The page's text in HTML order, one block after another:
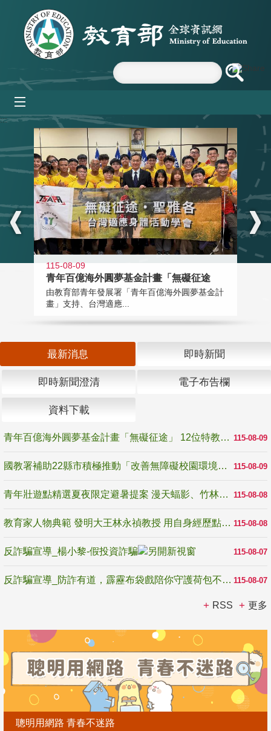
跳到主要內容區塊
:::
115-08-09
青年百億海外圓夢基金計畫「無礙征途
由教育部青年發展署「青年百億海外圓夢基金計
畫」支持、台灣適應...
最新消息 即時新聞
即時新聞澄清 電子布告欄
資料下載
115-08-09
青年百億海外圓夢基金計畫「無礙征途」 12位特教與弱勢青年勇闖西班牙 跨越感官限制見證生命蛻變
115-08-09
國教署補助22縣市積極推動「改善無障礙校園環境計畫」 打造友善、安全、無礙學習空間
115-08-08
青年壯遊點精選夏夜限定避暑提案 漫天蝠影、竹林尋蛙、茶香夜觀 邀青年暮色出發
115-08-08
教育家人物典範 發明大王林永禎教授 用自身經歷點亮學生的路
115-08-07
反詐騙宣導_楊小黎-假投資詐騙
115-08-07
反詐騙宣導_防詐有道，霹靂布袋戲陪你守護荷包不受騙
RSS 更多
聰明用網路 青春不迷路